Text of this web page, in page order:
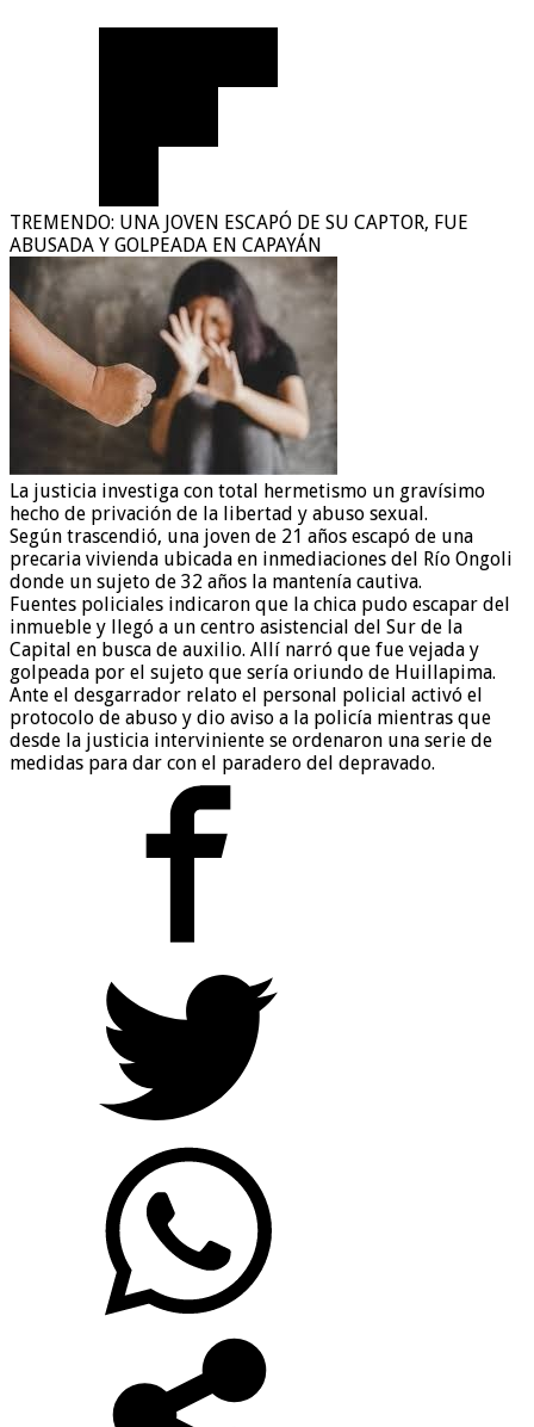
TREMENDO: UNA JOVEN ESCAPÓ DE SU CAPTOR, FUE
ABUSADA Y GOLPEADA EN CAPAYÁN
La justicia investiga con total hermetismo un gravísimo
hecho de privación de la libertad y abuso sexual.
Según trascendió, una joven de 21 años escapó de una
precaria vivienda ubicada en inmediaciones del Río Ongoli
donde un sujeto de 32 años la mantenía cautiva.
Fuentes policiales indicaron que la chica pudo escapar del
inmueble y llegó a un centro asistencial del Sur de la
Capital en busca de auxilio. Allí narró que fue vejada y
golpeada por el sujeto que sería oriundo de Huillapima.
Ante el desgarrador relato el personal policial activó el
protocolo de abuso y dio aviso a la policía mientras que
desde la justicia interviniente se ordenaron una serie de
medidas para dar con el paradero del depravado.